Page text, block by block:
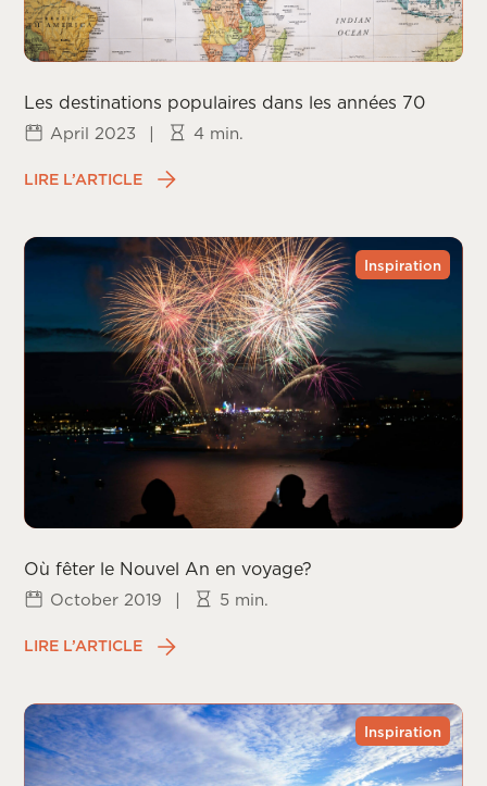
Les destinations populaires dans les années 70
April 2023 | 4 min.
LIRE L’ARTICLE
Inspiration
Où fêter le Nouvel An en voyage?
October 2019 | 5 min.
LIRE L’ARTICLE
Inspiration